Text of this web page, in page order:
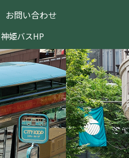
お問い合わせ
神姫バスHP